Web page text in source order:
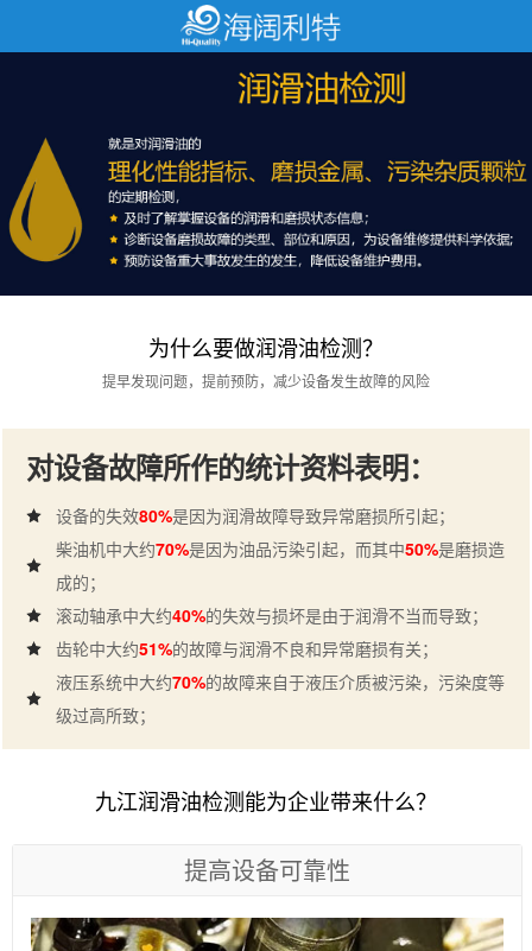
为什么要做润滑油检测？
提早发现问题，提前预防，减少设备发生故障的风险
对设备故障所作的统计资料表明：
设备的失效80%是因为润滑故障导致异常磨损所引起；
柴油机中大约70%是因为油品污染引起，而其中50%是磨损造
成的；
滚动轴承中大约40%的失效与损坏是由于润滑不当而导致；
齿轮中大约51%的故障与润滑不良和异常磨损有关；
液压系统中大约70%的故障来自于液压介质被污染，污染度等
级过高所致；
九江润滑油检测能为企业带来什么？
提高设备可靠性